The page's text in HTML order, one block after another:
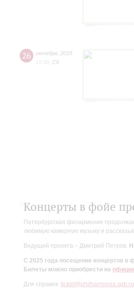
26 октября 2019
15:00 Сб
Концерты в фойе
Петербургская филармония
любимую камерную музыку и
Ведущий проекта – Дмитрий Петров.
С 2025 года посещение концертов
Билеты можно приобрести на
Для справок: ticket@philharmonia.spb.ru